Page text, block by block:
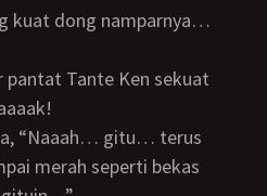
merah seperti bekas